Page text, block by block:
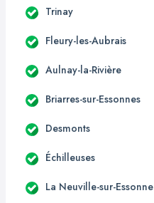
Trinay
Fleury-les-Aubrais
Aulnay-la-Rivière
Briarres-sur-Essonnes
Desmonts
Échilleuses
La Neuville-sur-Essonne